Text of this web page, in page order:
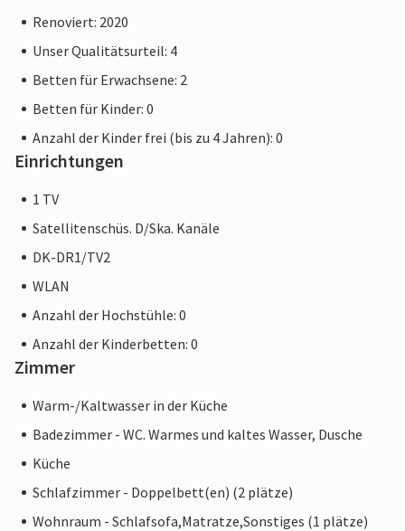
Renoviert: 2020
Unser Qualitätsurteil: 4
Betten für Erwachsene: 2
Betten für Kinder: 0
Anzahl der Kinder frei (bis zu 4 Jahren): 0
Einrichtungen
1 TV
Satellitenschüs. D/Ska. Kanäle
DK-DR1/TV2
WLAN
Anzahl der Hochstühle: 0
Anzahl der Kinderbetten: 0
Zimmer
Warm-/Kaltwasser in der Küche
Badezimmer - WC. Warmes und kaltes Wasser, Dusche
Küche
Schlafzimmer - Doppelbett(en) (2 plätze)
Wohnraum - Schlafsofa,Matratze,Sonstiges (1 plätze)